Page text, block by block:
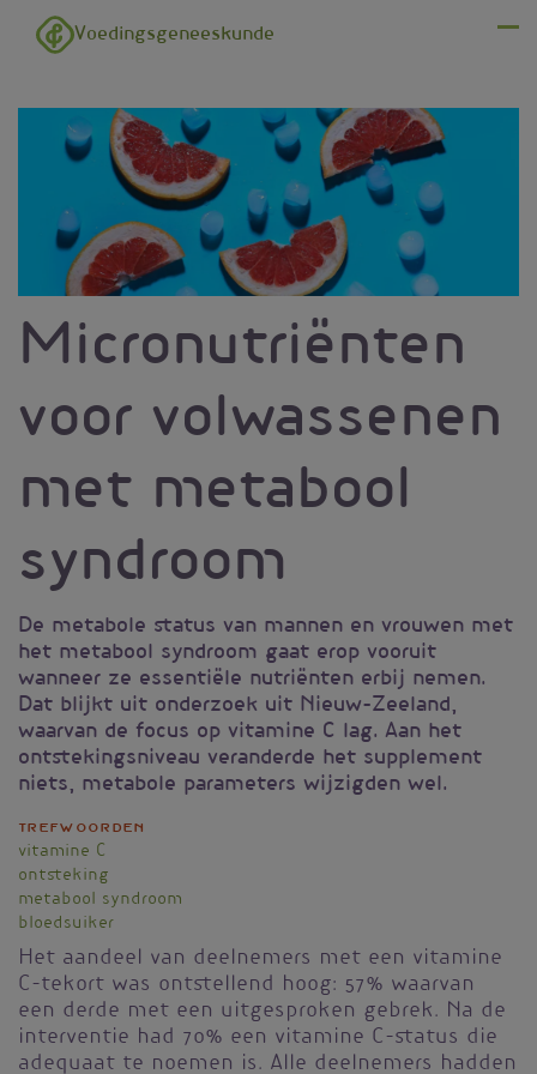
Overslaan en naar de inhoud gaan
Voedingsgeneeskunde
Micronutriënten
voor volwassenen
met metabool
syndroom
De metabole status van mannen en vrouwen met
het metabool syndroom gaat erop vooruit
wanneer ze essentiële nutriënten erbij nemen.
Dat blijkt uit onderzoek uit Nieuw-Zeeland,
waarvan de focus op vitamine C lag. Aan het
ontstekingsniveau veranderde het supplement
niets, metabole parameters wijzigden wel.
Trefwoorden
vitamine C
ontsteking
metabool syndroom
bloedsuiker
Het aandeel van deelnemers met een vitamine
C-tekort was ontstellend hoog: 57% waarvan
een derde met een uitgesproken gebrek. Na de
interventie had 70% een vitamine C-status die
adequaat te noemen is. Alle deelnemers hadden